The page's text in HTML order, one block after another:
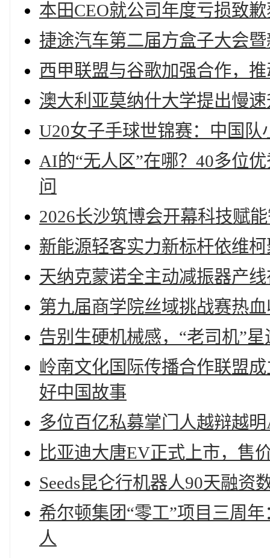
本田CEO就公司年度亏损致
捷途汽车第二届方盒子大会
西甲联盟与谷歌加强合作，
澳大利亚莫纳什大学提出慢
U20女子手球世锦赛：中国队
AI的“无人区”在哪？40多位
问
2026长沙筑博会开幕科技赋
新能源轻客实力新标杆依维
天纳克蒙诺全主动减振器产
第九届商学院丝域挑战赛热
告别生硬机械感，“老司机”
岭南文化国际传播合作联盟
好中国故事
多位百亿私募掌门人越辩越
比亚迪大唐EV正式上市，售
Seeds昆仑行机器人90天融资
希尔顿集团“零工”项目三周
人